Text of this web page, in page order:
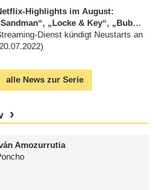
Highlights im August:
„Locke & Key“, „Buba“
„Kleo“Dienst kündigt Neustarts an
20.07.2022)
alle News zur Serie
Amozurrutia